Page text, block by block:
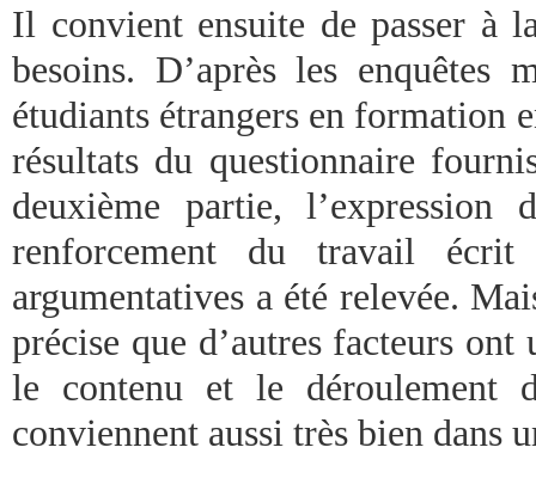
Il convient ensuite de passer à
besoins. D’après les enquêtes
étudiants étrangers en formation
résultats du questionnaire
deuxième partie, l’expression
renforcement du travail écrit
argumentatives a été relevée.
précise que d’autres facteurs
le contenu et le déroulement
conviennent aussi très bien dans